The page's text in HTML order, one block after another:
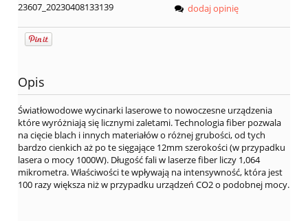
23607_20230408133139
dodaj opinię
Opis
Światłowodowe wycinarki laserowe to nowoczesne urządzenia
które wyróżniają się licznymi zaletami. Technologia fiber pozwala
na cięcie blach i innych materiałów o różnej grubości, od tych
bardzo cienkich aż po te sięgające 12mm szerokości (w przypadku
lasera o mocy 1000W). Długość fali w laserze fiber liczy 1,064
mikrometra. Właściwości te wpływają na intensywność, która jest
100 razy większa niż w przypadku urządzeń CO2 o podobnej mocy.